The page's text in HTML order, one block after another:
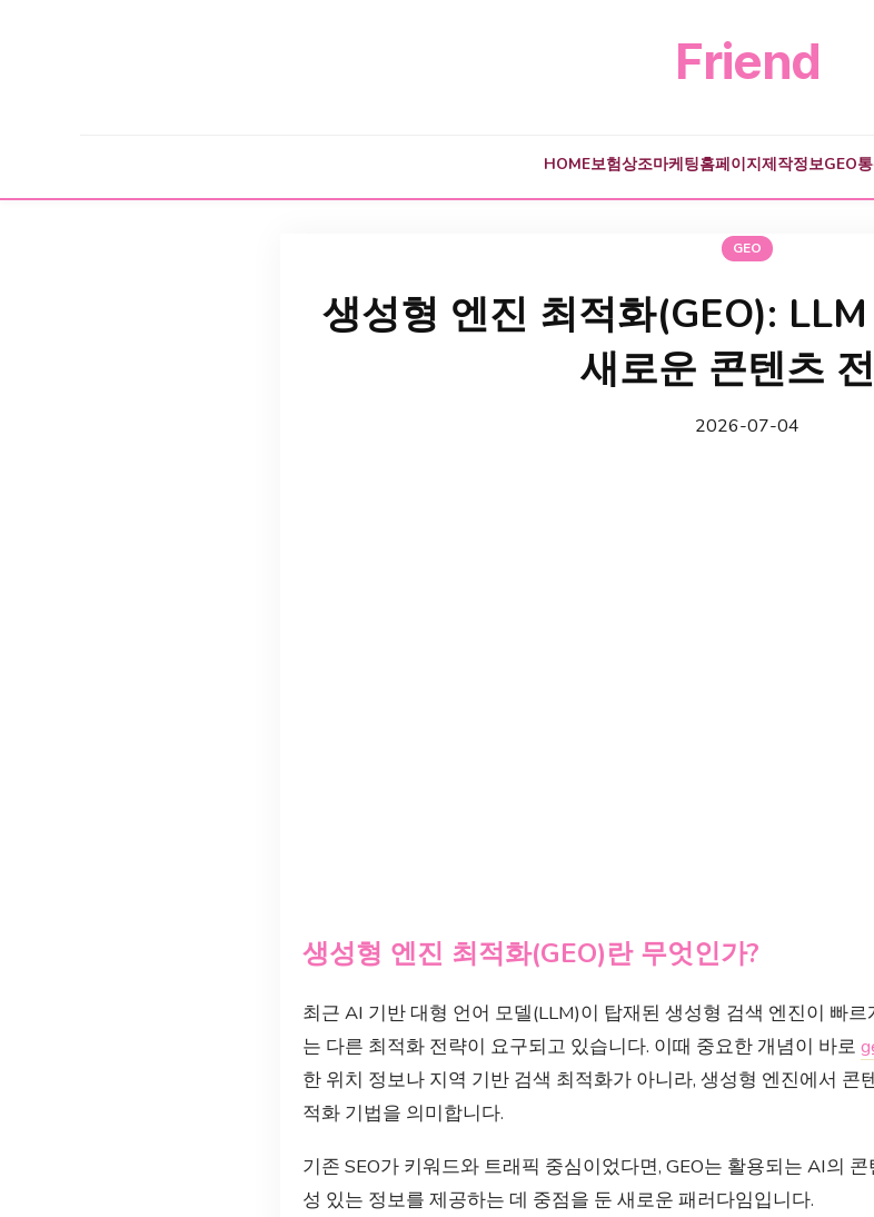
Friend
HOME보험상조마케팅홈페이지제작정보GEO
GEO
생성형 엔진 최적화(GEO):
새로운 콘텐츠
2026-07-04
생성형 엔진 최적화(GEO)란 무엇인가?
최근 AI 기반 대형 언어 모델(LLM)이 탑재된 생성형 검색 엔진이 빠
는 다른 최적화 전략이 요구되고 있습니다. 이때 중요한 개념이 바로
한 위치 정보나 지역 기반 검색 최적화가 아니라, 생성형 엔진에서 콘
적화 기법을 의미합니다.
기존 SEO가 키워드와 트래픽 중심이었다면, GEO는 활용되는 AI의
성 있는 정보를 제공하는 데 중점을 둔 새로운 패러다임입니다.